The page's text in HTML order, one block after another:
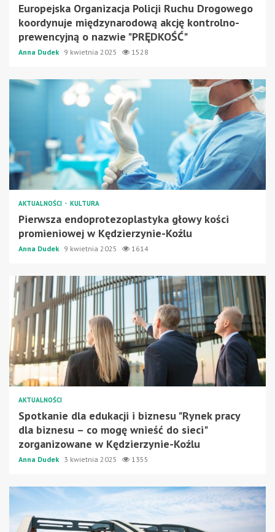
Europejska Organizacja Policji Ruchu Drogowego
koordynuje międzynarodową akcję kontrolno-
prewencyjną o nazwie "PRĘDKOŚĆ"
Anna Dudek 9 kwietnia 2025 1528
AKTUALNOŚCI KULTURA
Pierwsza endoprotezoplastyka głowy kości
promieniowej w Kędzierzynie-Koźlu
Anna Dudek 9 kwietnia 2025 1614
AKTUALNOŚCI
Spotkanie dla edukacji i biznesu "Rynek pracy
dla biznesu – co mogę wnieść do sieci"
zorganizowane w Kędzierzynie-Koźlu
Anna Dudek 3 kwietnia 2025 1355